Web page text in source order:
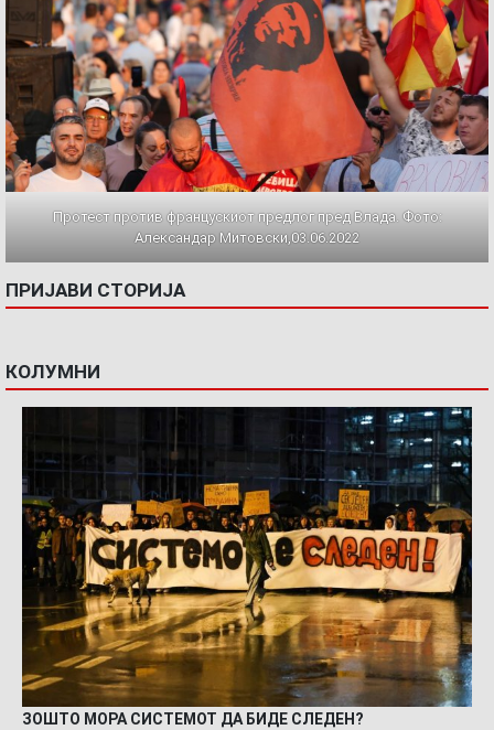
Протест против францускиот предлог пред Влада. Фото:
Александар Митовски,03.06.2022
ПРИЈАВИ СТОРИЈА
КОЛУМНИ
ЗОШТО МОРА СИСТЕМОТ ДА БИДЕ СЛЕДЕН?